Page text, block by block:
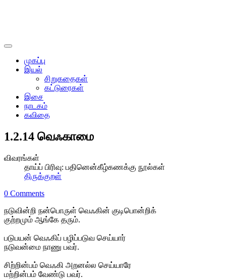
முகப்பு
இயல்
சிறுகதைகள்
கட்டுரைகள்
இசை
நாடகம்
கவிதை
1.2.14 வெஃகாமை
விவரங்கள்
தாய்ப் பிரிவு: பதினென்கீழ்கணக்கு நூல்கள்
திருக்குறள்
0 Comments
நடுவின்றி நன்பொருள் வெஃகின் குடிபொன்றிக்
குற்றமும் ஆங்கே தரும்.
படுபயன் வெஃகிப் பழிப்படுவ செய்யார்
நடுவன்மை நாணு பவர்.
சிற்றின்பம் வெஃகி அறனல்ல செய்யாரே
மற்றின்பம் வேண்டு பவர்.